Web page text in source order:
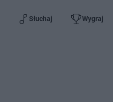
Słuchaj Wygraj